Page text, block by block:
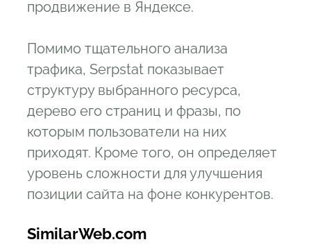
продвижение в Яндексе.
Помимо тщательного анализа
трафика, Serpstat показывает
структуру выбранного ресурса,
дерево его страниц и фразы, по
которым пользователи на них
приходят. Кроме того, он определяет
уровень сложности для улучшения
позиции сайта на фоне конкурентов.
SimilarWeb.com